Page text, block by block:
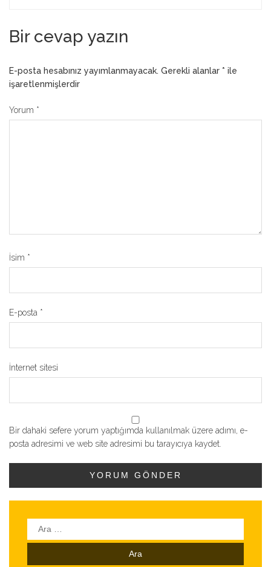
Bir cevap yazın
E-posta hesabınız yayımlanmayacak. Gerekli alanlar * ile
işaretlenmişlerdir
Yorum *
İsim *
E-posta *
İnternet sitesi
Bir dahaki sefere yorum yaptığımda kullanılmak üzere adımı, e-
posta adresimi ve web site adresimi bu tarayıcıya kaydet.
Arama: